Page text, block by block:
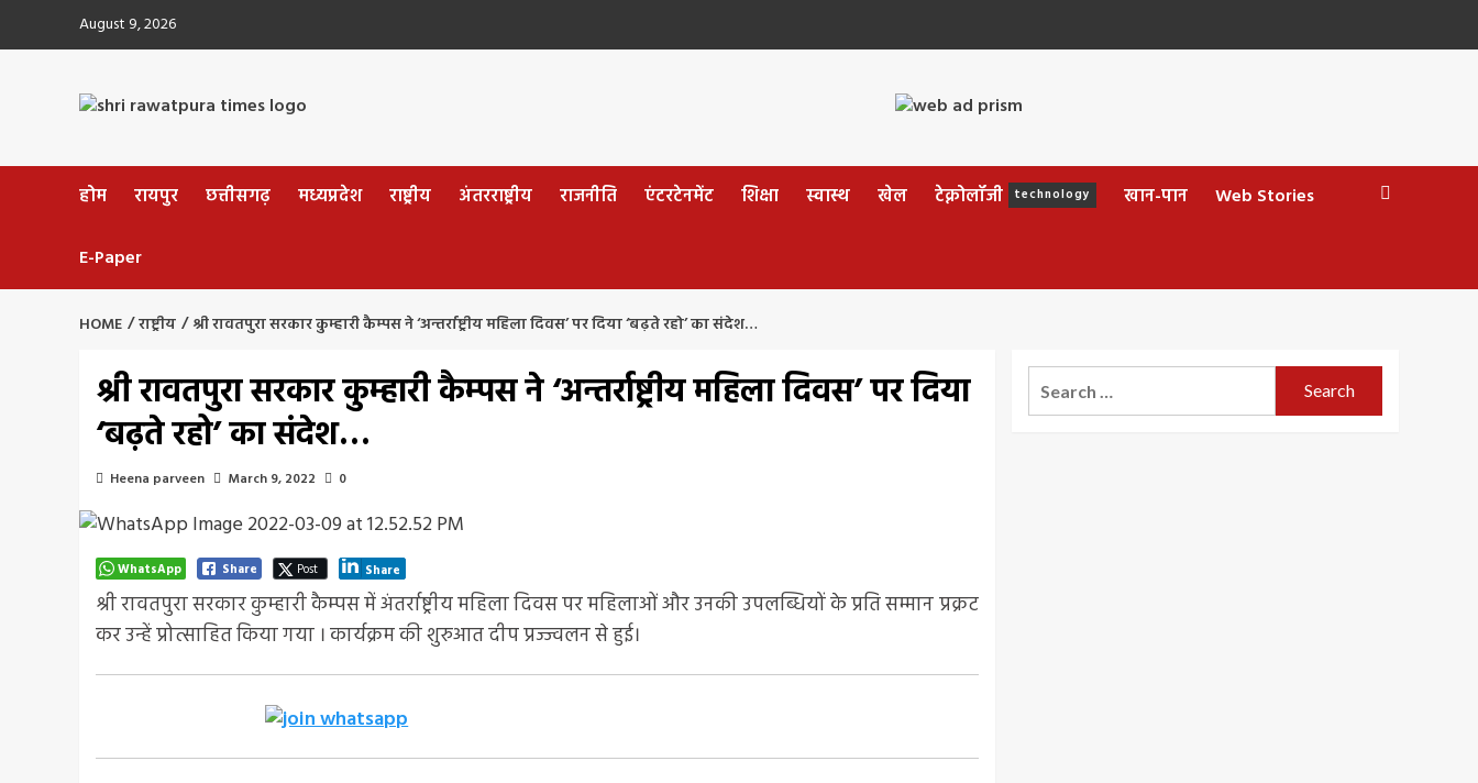
August 9, 2026
होम रायपुर छत्तीसगढ़ मध्यप्रदेश राष्ट्रीय अंतरराष्ट्रीय राजनीति एंटरटेनमेंट शिक्षा स्वास्थ खेल टेक्नोलॉजी technology खान-पान Web Stories
E-Paper
HOME राष्ट्रीय श्री रावतपुरा सरकार कुम्हारी कैम्पस ने ‘अन्तर्राष्ट्रीय महिला दिवस’ पर दिया ‘बढ़ते रहो’ का संदेश…
श्री रावतपुरा सरकार कुम्हारी कैम्पस ने ‘अन्तर्राष्ट्रीय महिला दिवस’ पर दिया
‘बढ़ते रहो’ का संदेश…
Heena parveen March 9, 2022 0
WhatsApp Share Post Share
श्री रावतपुरा सरकार कुम्हारी कैम्पस में अंतर्राष्ट्रीय महिला दिवस पर महिलाओं और उनकी उपलब्धियों के प्रति सम्मान प्रक्रट
कर उन्हें प्रोत्साहित किया गया । कार्यक्रम की शुरुआत दीप प्रज्ज्वलन से हुई।
for: